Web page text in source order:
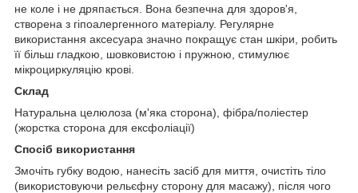
не коле і не дряпається. Вона безпечна для здоров'я,
створена з гіпоалергенного матеріалу. Регулярне
використання аксесуара значно покращує стан шкіри, робить
її більш гладкою, шовковистою і пружною, стимулює
мікроциркуляцію крові.
Склад
Натуральна целюлоза (м'яка сторона), фібра/поліестер
(жорстка сторона для ексфоліації)
Спосіб використання
Змочіть губку водою, нанесіть засіб для миття, очистіть тіло
(використовуючи рельєфну сторону для масажу), після чого